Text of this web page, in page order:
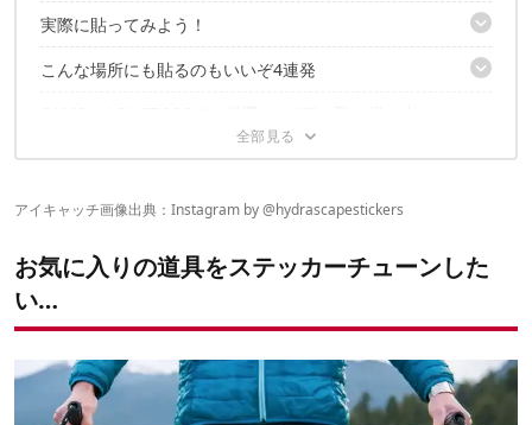
1｜切ったり、重ねたり自由自在にカスタマイズ可能
2｜アウトドア好きに刺さる！自然の景色をモチーフ
3｜紫外線に強い
実際に貼ってみよう！
貼る場所は、いつも携帯している日用品に
こんな場所にも貼るのもいいぞ4連発
2｜アイスジャグなど大型ボトル
ステッカーチューンでネイチャーを持ち歩く
あわせて読みたい
アイキャッチ画像出典：Instagram by@hydrascapestickers
お気に入りの道具をステッカーチューンした
い…